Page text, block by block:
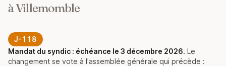
à Villemomble
J-118
Mandat du syndic : échéance le 3 décembre 2026. Le
changement se vote à l'assemblée générale qui précède :